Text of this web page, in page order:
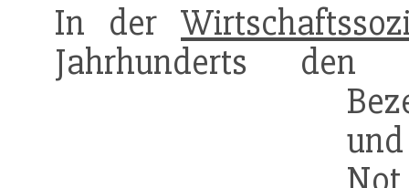
In der
Jahrhunderts den